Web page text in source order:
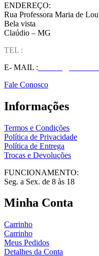
ENDEREÇO:
Rua Professora Maria de
Bela vista
Claúdio – MG
TEL :
E- MAIL :
Fale Conosco
Informações
Termos e Condições
Política de Privacidade
Política de Entrega
Trocas e Devoluções
FUNCIONAMENTO:
Seg. a Sex. de 8 às 18
Minha Conta
Carrinho
Carrinho
Meus Pedidos
Detalhes da Conta